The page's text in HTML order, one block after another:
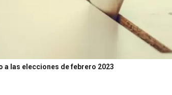
a las elecciones de febrero 2023